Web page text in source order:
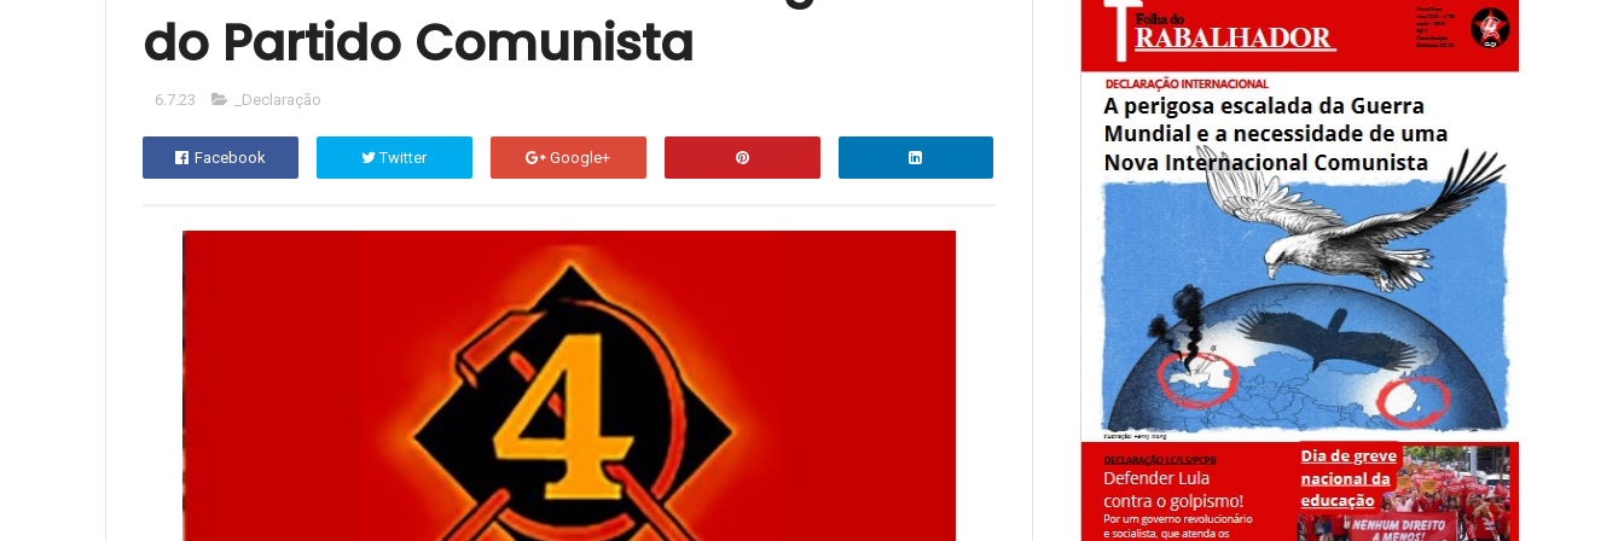
Fim da Liga Socialista. Viva o Partido Comunista!
Nos dias 30/06, 01/07 e 02/07 de 2023, foi realizado o Congresso que finalizou o processo de fusão de três
Enchentes e mortes no Recife, tragédia do capitalismo
David Rodrigo Capistrano As chuvas atípicas que desabaram sobre o Recife e o arco da região metropolitana
ARGENTINA: Pela unidade dos trabalhadores contra o imperialismo e o fascismo!
Todos na Plenária Nacional do 21F no dia 8 de setembro! Comitê de Ligação pela IV Internacional Devido à
ARGENTINA: Larga na frente a candidatura trumpista, antichinesa, defensora da dolarização
TMB, Argentina Nas eleições primárias (PASSO) de domingo, 13 de agosto de 2023, o deputado Javier Milei,
do Partido Comunista
6.7.23 _Declaração
Facebook Twitter Google+